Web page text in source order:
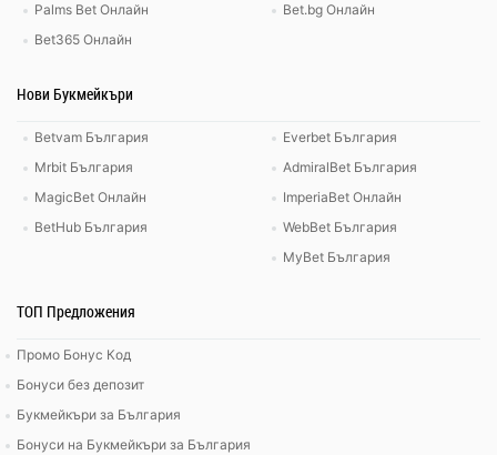
Palms Bet Онлайн
Bet365 Онлайн
Bet.bg Онлайн
Нови Букмейкъри
Betvam България
Mrbit България
MagicBet Онлайн
BetHub България
Everbet България
AdmiralBet България
ImperiaBet Онлайн
WebBet България
MyBet България
ТОП Предложения
Промо Бонус Код
Бонуси без депозит
Букмейкъри за България
Бонуси на Букмейкъри за България